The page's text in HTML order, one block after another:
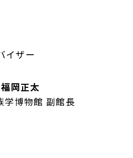
イザー
福岡正太
学博物館 副館長